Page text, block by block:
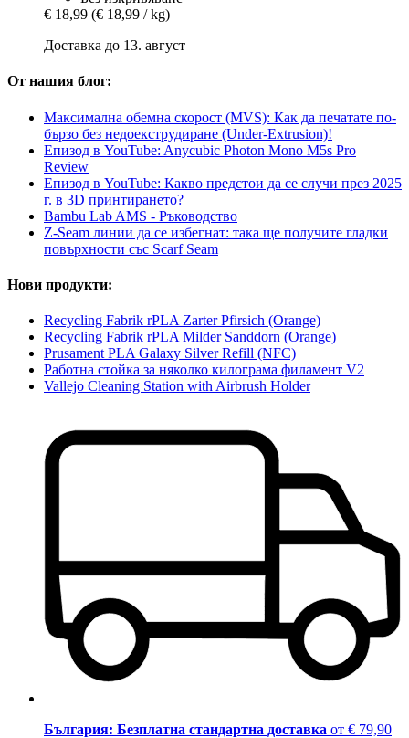
€ 18,99 (€ 18,99 / kg)
Доставка до 13. август
От нашия блог:
Максимална обемна скорост (MVS): Как да печатате по-
бързо без недоекструдиране (Under-Extrusion)!
Епизод в YouTube: Anycubic Photon Mono M5s Pro
Review
Епизод в YouTube: Какво предстои да се случи през 2025
г. в 3D принтирането?
Bambu Lab AMS - Ръководство
Z-Seam линии да се избегнат: така ще получите гладки
повърхности със Scarf Seam
Нови продукти:
Recycling Fabrik rPLA Zarter Pfirsich (Orange)
Recycling Fabrik rPLA Milder Sanddorn (Orange)
Prusament PLA Galaxy Silver Refill (NFC)
Работна стойка за няколко килограма филамент V2
Vallejo Cleaning Station with Airbrush Holder
България: Безплатна стандартна доставка от € 79,90